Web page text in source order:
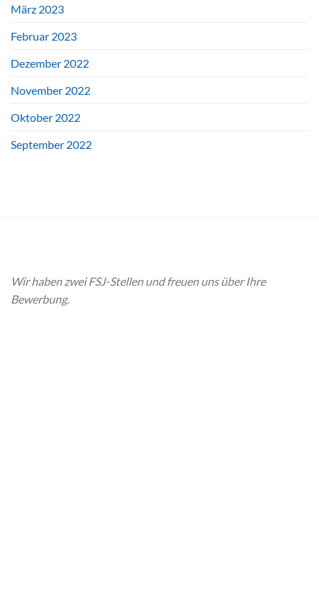
März 2023
Februar 2023
Dezember 2022
November 2022
Oktober 2022
September 2022
Wir haben zwei FSJ-Stellen und freuen uns über Ihre
Bewerbung.